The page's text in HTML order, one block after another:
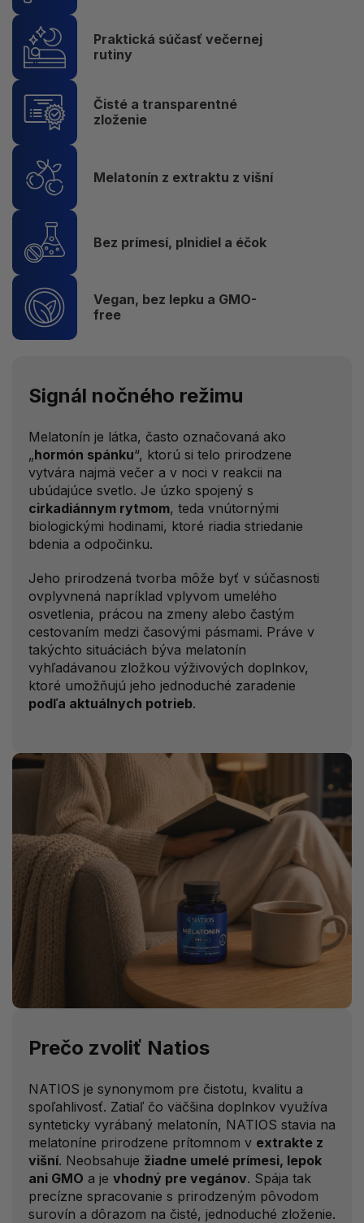
Praktická súčasť večernej
rutiny
Čisté a transparentné
zloženie
Melatonín z extraktu z višní
Bez prímesí, plnidiel a éčok
Vegan, bez lepku a GMO-
free
Signál nočného režimu
Melatonín je látka, často označovaná ako
„hormón spánku“, ktorú si telo prirodzene
vytvára najmä večer a v noci v reakcii na
ubúdajúce svetlo. Je úzko spojený s
cirkadiánnym rytmom, teda vnútornými
biologickými hodinami, ktoré riadia striedanie
bdenia a odpočinku.
Jeho prirodzená tvorba môže byť v súčasnosti
ovplyvnená napríklad vplyvom umelého
osvetlenia, prácou na zmeny alebo častým
cestovaním medzi časovými pásmami. Práve v
takýchto situáciách býva melatonín
vyhľadávanou zložkou výživových doplnkov,
ktoré umožňujú jeho jednoduché zaradenie
podľa aktuálnych potrieb.
Prečo zvoliť Natios
NATIOS je synonymom pre čistotu, kvalitu a
spoľahlivosť. Zatiaľ čo väčšina doplnkov využíva
synteticky vyrábaný melatonín, NATIOS stavia na
melatoníne prirodzene prítomnom v extrakte z
višní. Neobsahuje žiadne umelé prímesi, lepok
ani GMO a je vhodný pre vegánov. Spája tak
precízne spracovanie s prirodzeným pôvodom
surovín a dôrazom na čisté, jednoduché zloženie.